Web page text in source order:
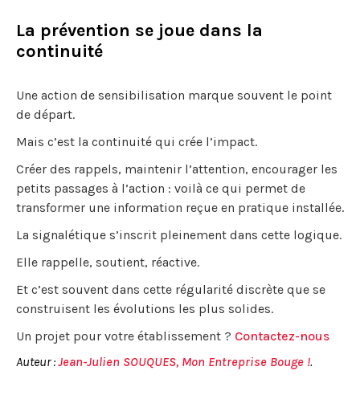
La prévention se joue dans la
continuité
Une action de sensibilisation marque souvent le point
de départ.
Mais c’est la continuité qui crée l’impact.
Créer des rappels, maintenir l’attention, encourager les
petits passages à l’action : voilà ce qui permet de
transformer une information reçue en pratique installée.
La signalétique s’inscrit pleinement dans cette logique.
Elle rappelle, soutient, réactive.
Et c’est souvent dans cette régularité discrète que se
construisent les évolutions les plus solides.
Un projet pour votre établissement ? Contactez-nous
Auteur :Jean-Julien SOUQUES, Mon Entreprise Bouge !.